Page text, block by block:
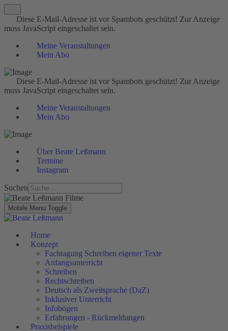
Diese E-Mail-Adresse ist vor Spambots geschützt! Zur Anzeige
muss JavaScript eingeschaltet sein.
Meine Veranstaltungen
Mein Abo
Diese E-Mail-Adresse ist vor Spambots geschützt! Zur Anzeige
muss JavaScript eingeschaltet sein.
Meine Veranstaltungen
Mein Abo
Über Beate Leßmann
Termine
Instagram
Suchen
Mobile Menu Toggle
Home
Konzept
Fachtagung Schreiben eigener Texte
Anfangsunterricht
Schreiben
Rechtschreiben
Deutsch als Zweitsprache (DaZ)
Inklusiver Unterricht
Infobögen
Erfahrungen - Rückmeldungen
Praxisbeispiele